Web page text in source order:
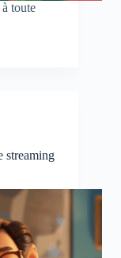
toute
streaming